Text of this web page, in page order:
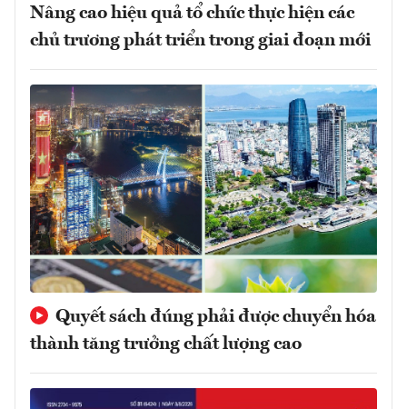
Nâng cao hiệu quả tổ chức thực hiện các
chủ trương phát triển trong giai đoạn mới
Quyết sách đúng phải được chuyển hóa
thành tăng trưởng chất lượng cao